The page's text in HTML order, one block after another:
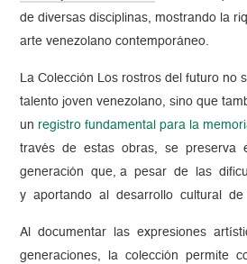
de diversas disciplinas, mostrando la
arte venezolano contemporáneo.
La Colección Los rostros del futuro no
talento joven venezolano, sino que
un registro fundamental para la
través de estas obras, se preserva
generación que, a pesar de las
y aportando al desarrollo cultural de
Al documentar las expresiones
generaciones, la colección permite